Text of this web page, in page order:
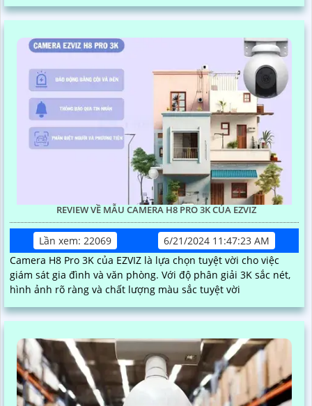
REVIEW VỀ MẪU CAMERA H8 PRO 3K CỦA EZVIZ
Lần xem: 22069
6/21/2024 11:47:23 AM
Camera H8 Pro 3K của EZVIZ là lựa chọn tuyệt vời cho việc
giám sát gia đình và văn phòng. Với độ phân giải 3K sắc nét,
hình ảnh rõ ràng và chất lượng màu sắc tuyệt vời